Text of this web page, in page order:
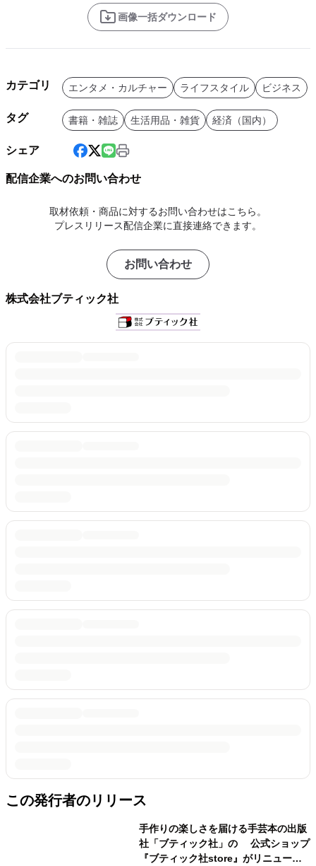
画像一括ダウンロード
カテゴリ エンタメ・カルチャー ライフスタイル ビジネス
タグ 書籍・雑誌 生活用品・雑貨 経済（国内）
シェア
配信企業へのお問い合わせ
取材依頼・商品に対するお問い合わせはこちら。
プレスリリース配信企業に直接連絡できます。
お問い合わせ
株式会社ブティック社
この発行者のリリース
手作りの楽しさを届ける手芸本の出版
社「ブティック社」の 公式ショップ
『ブティック社store』がリニューア